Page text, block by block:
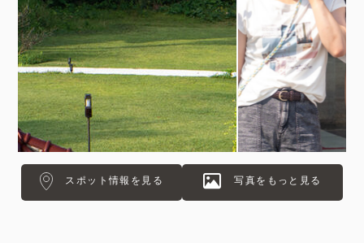
スポット情報を見る 写真をもっと見る